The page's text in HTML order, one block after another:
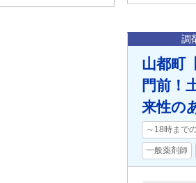
調
山都町
門前！
来性の
～18時まで
一般薬剤師